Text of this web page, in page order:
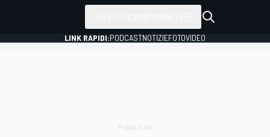
LINK RAPIDI:PODCASTNOTIZIEFOTOVIDEO